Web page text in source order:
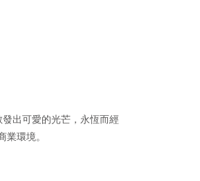
出可愛的光芒，永恆而經
環境。